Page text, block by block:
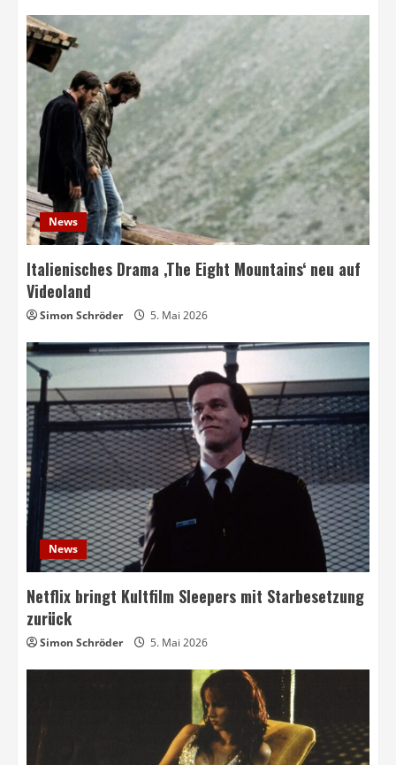
News
Italienisches Drama ‚The Eight Mountains‘ neu auf
Videoland
Simon Schröder 5. Mai 2026
News
Netflix bringt Kultfilm Sleepers mit Starbesetzung
zurück
Simon Schröder 5. Mai 2026